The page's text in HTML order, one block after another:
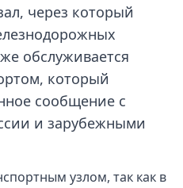
через который
обслуживается
который
сообщение с
и зарубежными
узлом, так как в